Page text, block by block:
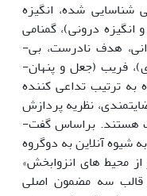
شده، انگیزه
انگیزه درونی)، گمنامی
(دارای مفاهیم سرگرمی و وقت­ گذرانی، هدف نادرست، بی­
صداقتی، دختران متوقع و بی ­اعتمادی)، فریب (جعل و پنهان­
ترتیب تداعی­ کننده
نظریه پردازش
اطلاعات اجتماعی و پیش فرض حقیقت هستند. براساس گفت­
آنلاین به دوگروه
از محیط­ های انزوابخش»
سه مضمون اصلی